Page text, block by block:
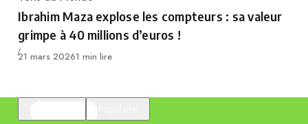
Category
Ibrahim Maza explose les compteurs : sa valeur
grimpe à 40 millions d’euros !
Publié
21 mars 20261 min lire